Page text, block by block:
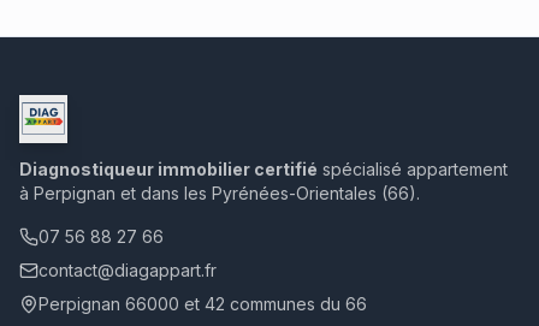
Diagnostiqueur immobilier certifié spécialisé appartement
à Perpignan et dans les Pyrénées-Orientales (66).
07 56 88 27 66
contact@diagappart.fr
Perpignan 66000 et 42 communes du 66